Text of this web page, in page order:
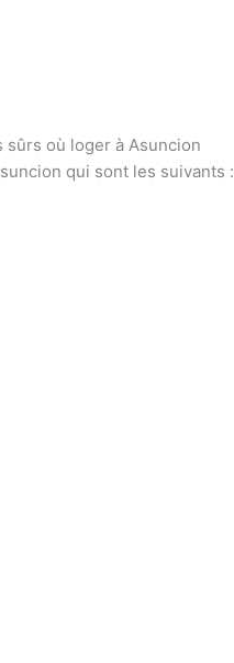
sûrs où loger à Asuncion
qui sont les suivants :